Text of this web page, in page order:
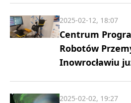
Centrum
Robotów
Inowrocławiu
2025-02-12, 18:07
2025-02-02, 19:27